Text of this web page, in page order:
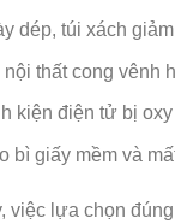
dép, túi xách
nội thất cong vênh
kiện điện tử bị oxy
bì giấy mềm và
việc lựa chọn